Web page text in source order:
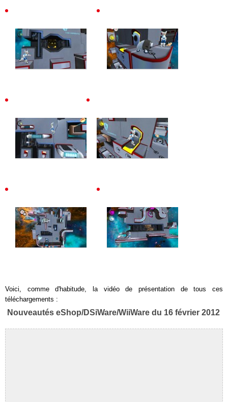
Voici, comme d'habitude, la vidéo de présentation de tous ces
téléchargements :
Nouveautés eShop/DSiWare/WiiWare du 16 février 2012